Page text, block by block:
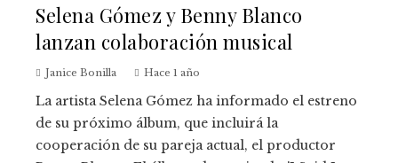
Selena Gómez y Benny Blanco
lanzan colaboración musical
Janice Bonilla Hace 1 año
La artista Selena Gómez ha informado el estreno
de su próximo álbum, que incluirá la
cooperación de su pareja actual, el productor